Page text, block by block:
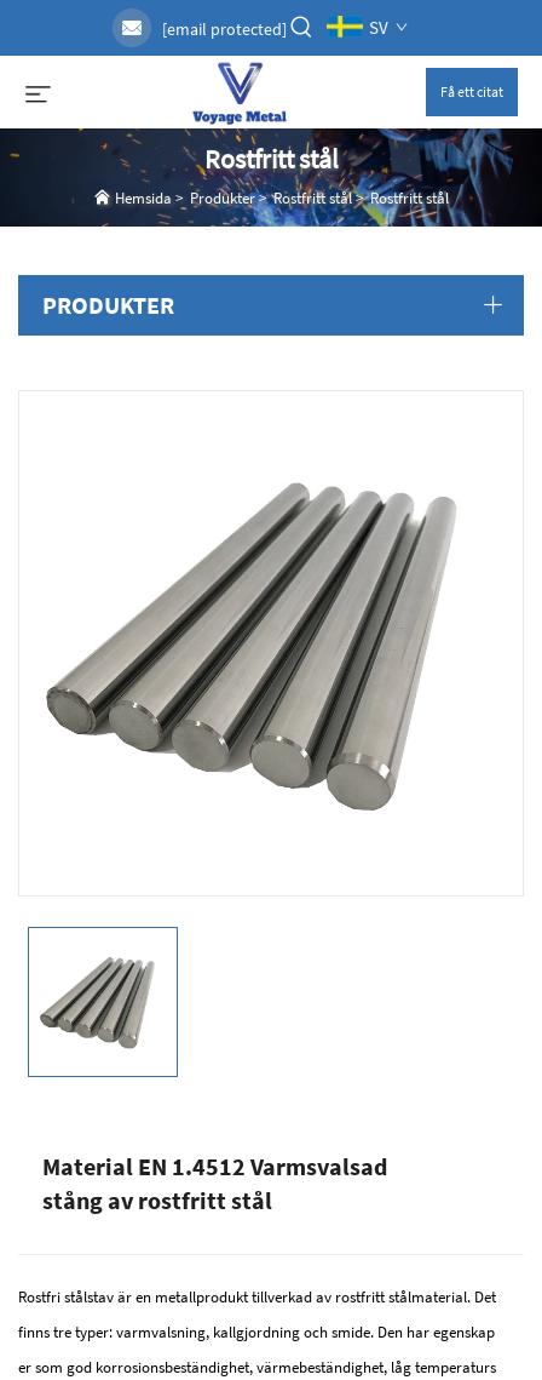
[email protected] SV
Få ett citat
Rostfritt stål
Hemsida > Produkter>Rostfritt stål>Rostfritt stål
PRODUKTER
Material EN 1.4512 Varmsvalsad
stång av rostfritt stål
Rostfri stålstav är en metallprodukt tillverkad av rostfritt stålmaterial. Det
finns tre typer: varmvalsning, kallgjordning och smide. Den har egenskap
er som god korrosionsbeständighet, värmebeständighet, låg temperaturs